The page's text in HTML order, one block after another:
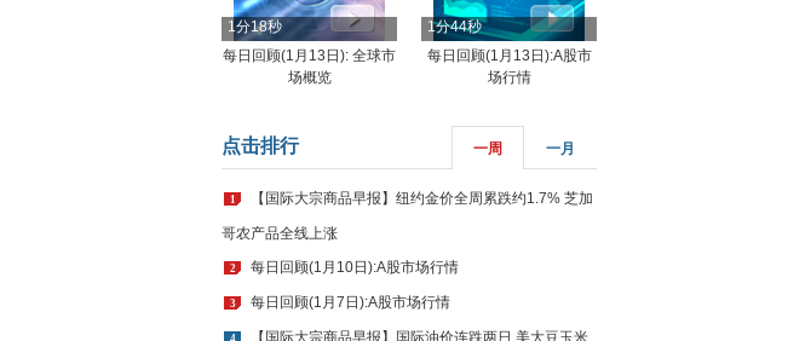
1分18秒
每日回顾(1月13日): 全球市
场概览
1分44秒
每日回顾(1月13日):A股市
场行情
点击排行 一周 一月
1 【国际大宗商品早报】纽约金价全周累跌约1.7% 芝加
哥农产品全线上涨
2 每日回顾(1月10日):A股市场行情
3 每日回顾(1月7日):A股市场行情
4 【国际大宗商品早报】国际油价连跌两日 美大豆玉米